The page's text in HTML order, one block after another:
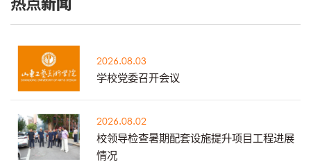
2026.08.03
学校党委召开会议
2026.08.02
校领导检查暑期配套设施提升项目工程进展
情况